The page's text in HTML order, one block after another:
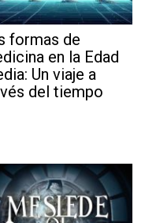
formas de
en la Edad
Un viaje a
del tiempo